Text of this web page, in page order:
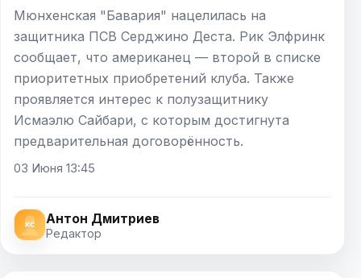
Мюнхенская "Бавария" нацелилась на
защитника ПСВ Серджино Деста. Рик Элфринк
сообщает, что американец — второй в списке
приоритетных приобретений клуба. Также
проявляется интерес к полузащитнику
Исмаэлю Сайбари, с которым достигнута
предварительная договорённость.
03 Июня 13:45
Антон Дмитриев
Редактор